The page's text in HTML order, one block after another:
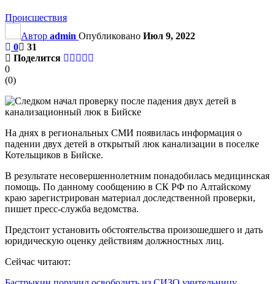
Происшествия
Автор admin Опубликовано Июл 9, 2022
0
31
Поделится
0
(0)
На днях в региональных СМИ появилась информация о
падении двух детей в открытый люк канализации в поселке
Котельщиков в Бийске.
В результате несовершеннолетним понадобилась медицинская
помощь. По данному сообщению в СК РФ по Алтайскому
краю зарегистрирован материал доследственной проверки,
пишет пресс-служба ведомства.
Предстоит установить обстоятельства произошедшего и дать
юридическую оценку действиям должностных лиц.
Сейчас читают: